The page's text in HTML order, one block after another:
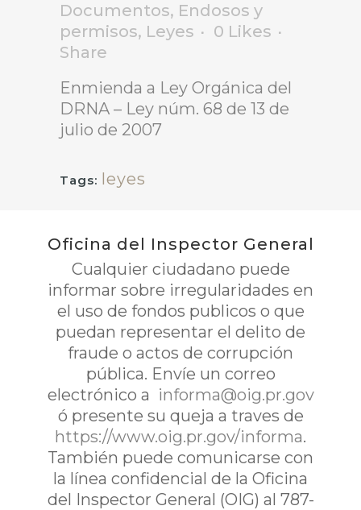
Documentos, Endosos y
permisos, Leyes 0 Likes
Share
Enmienda a Ley Orgánica del
DRNA – Ley núm. 68 de 13 de
julio de 2007
Tags: leyes
Oficina del Inspector General
Cualquier ciudadano puede
informar sobre irregularidades en
el uso de fondos publicos o que
puedan representar el delito de
fraude o actos de corrupción
pública. Envíe un correo
electrónico a informa@oig.pr.gov
ó presente su queja a traves de
https://www.oig.pr.gov/informa.
También puede comunicarse con
la línea confidencial de la Oficina
del Inspector General (OIG) al 787-